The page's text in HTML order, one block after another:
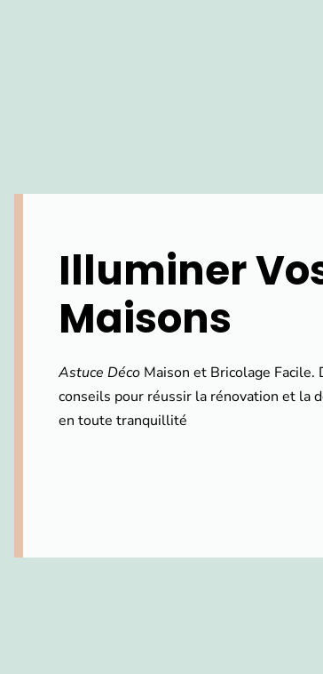
Illuminer
Maisons
Astuce Déco Maison et Bricolage Facile.
conseils pour réussir la rénovation et la
en toute tranquillité